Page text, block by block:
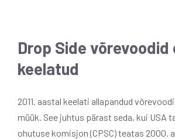
Drop Side võrevoodid
keelatud
2011. aastal keelati allapandud
müük. See juhtus pärast seda, kui USA
ohutuse komisjon (CPSC) teatas 2000.